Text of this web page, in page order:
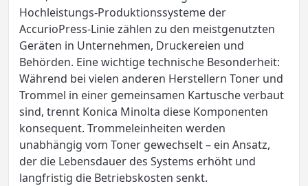
Hochleistungs-Produktionssysteme der
AccurioPress-Linie zählen zu den meistgenutzten
Geräten in Unternehmen, Druckereien und
Behörden. Eine wichtige technische Besonderheit:
Während bei vielen anderen Herstellern Toner und
Trommel in einer gemeinsamen Kartusche verbaut
sind, trennt Konica Minolta diese Komponenten
konsequent. Trommeleinheiten werden
unabhängig vom Toner gewechselt – ein Ansatz,
der die Lebensdauer des Systems erhöht und
langfristig die Betriebskosten senkt.